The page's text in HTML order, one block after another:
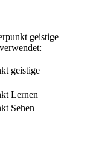
geistige
geistige
Lernen
Sehen